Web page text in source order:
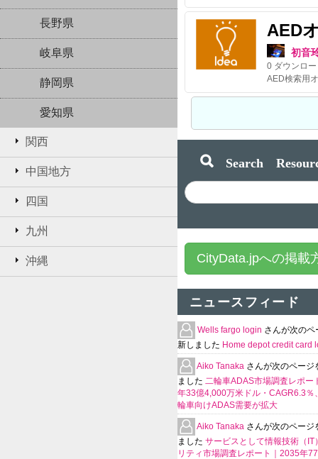
長野県
岐阜県
静岡県
愛知県
関西
中国地方
四国
九州
沖縄
AED
初音
0 ダウンロ
AED検索用
Search
CityData.jpへの掲載
ニュースフィード
Wells fargo login さんが次のペ
新しました Home depot credit card
Aiko Tanaka さんが次のページ
ました 二輪車ADAS市場調査レポー
年33億4,000万米ドル・CAGR6.3％
輪車向けADAS需要が拡大
Aiko Tanaka さんが次のページ
ました サービスとして情報技術（IT
リティ市場調査レポート｜2035年